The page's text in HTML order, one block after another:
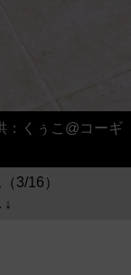
：くぅこ@コーギ
3/16）